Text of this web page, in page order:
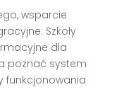
wsparcie
Szkoły
dla
poznać system
funkcjonowania